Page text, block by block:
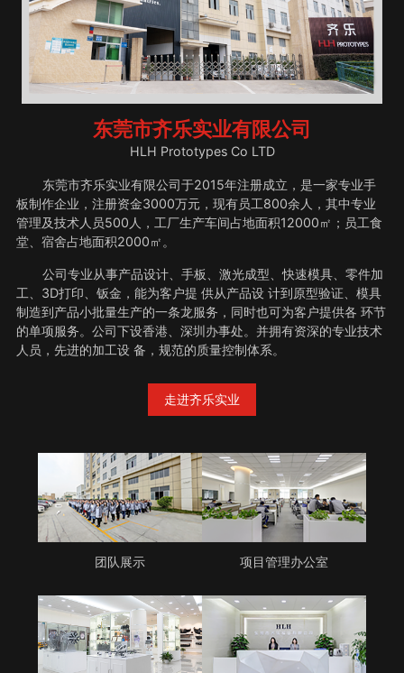
东莞市齐乐实业有限公司
HLH Prototypes Co LTD
东莞市齐乐实业有限公司于2015年注册成立，是一家专业手
板制作企业，注册资金3000万元，现有员工800余人，其中专业
管理及技术人员500人，工厂生产车间占地面积12000㎡；员工食
堂、宿舍占地面积2000㎡。
公司专业从事产品设计、手板、激光成型、快速模具、零件加
工、3D打印、钣金，能为客户提 供从产品设 计到原型验证、模具
制造到产品小批量生产的一条龙服务，同时也可为客户提供各 环节
的单项服务。公司下设香港、深圳办事处。并拥有资深的专业技术
人员，先进的加工设 备，规范的质量控制体系。
走进齐乐实业
团队展示 项目管理办公室